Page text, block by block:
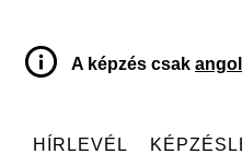
A képzés csak
HÍRLEVÉL